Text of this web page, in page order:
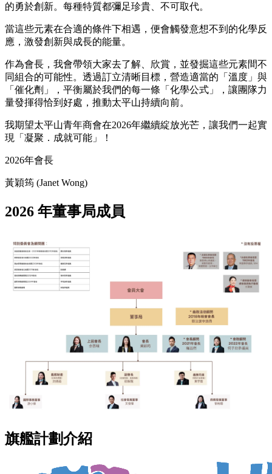
的勇於創新。每種特質都彌足珍貴、不可取代。
當這些元素在合適的條件下相遇，便會觸發意想不到的化學反
應，激發創新與成長的能量。
作為會長，我會帶領大家去了解、欣賞，並發掘這些元素間不
同組合的可能性。透過訂立清晰目標，營造適當的「溫度」與
「催化劑」，平衡屬於我們的每一條「化學公式」，讓團隊力
量發揮得恰到好處，推動太平山持續向前。
我期望太平山青年商會在2026年繼續綻放光芒，讓我們一起實
現「凝聚．成就可能」！
2026年會長
黃穎筠 (Janet Wong)
2026 年董事局成員
旗艦計劃介紹